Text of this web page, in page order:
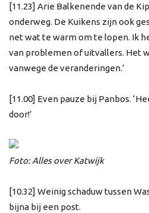
[11.23] Arie Balkenende van de
onderweg. De Kuikens zijn ook
net wat te warm om te lopen. Ik
van problemen of uitvallers. Het
vanwege de veranderingen.’
[11.00] Even pauze bij Panbos.
door!’
Foto: Alles over Katwijk
[10.32] Weinig schaduw tussen
bijna bij een post.